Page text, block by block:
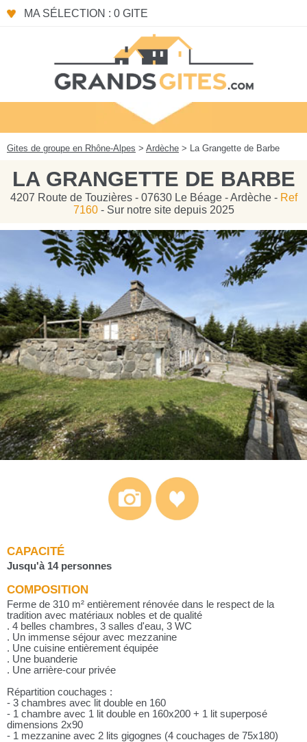
MA SÉLECTION : 0 GITE
Gites de groupe en Rhône-Alpes > Ardèche > La Grangette de Barbe
LA GRANGETTE DE BARBE
4207 Route de Touzières - 07630 Le Béage - Ardèche - Ref
7160- Sur notre site depuis 2025
CAPACITÉ
Jusqu'à 14 personnes
COMPOSITION
Ferme de 310 m² entièrement rénovée dans le respect de la
tradition avec matériaux nobles et de qualité
. 4 belles chambres, 3 salles d'eau, 3 WC
. Un immense séjour avec mezzanine
. Une cuisine entièrement équipée
. Une buanderie
. Une arrière-cour privée
Répartition couchages :
- 3 chambres avec lit double en 160
- 1 chambre avec 1 lit double en 160x200 + 1 lit superposé
dimensions 2x90
- 1 mezzanine avec 2 lits gigognes (4 couchages de 75x180)
Panneau de gestion des cookies